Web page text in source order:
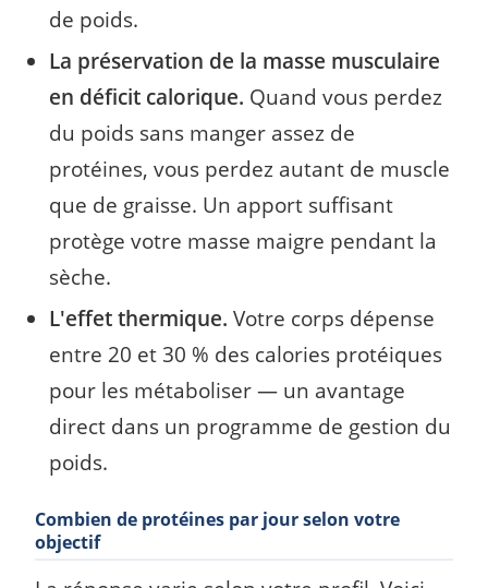
de poids.
La préservation de la masse musculaire
en déficit calorique. Quand vous perdez
du poids sans manger assez de
protéines, vous perdez autant de muscle
que de graisse. Un apport suffisant
protège votre masse maigre pendant la
sèche.
L'effet thermique. Votre corps dépense
entre 20 et 30 % des calories protéiques
pour les métaboliser — un avantage
direct dans un programme de gestion du
poids.
Combien de protéines par jour selon votre
objectif